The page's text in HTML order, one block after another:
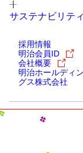
サステナビリティ
採用情報
明治会員ID
会社概要
明治ホールディン
グス株式会社